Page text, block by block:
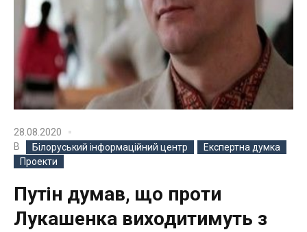
28.08.2020
В
Білоруський інформаційний центр
Експертна думка
Проекти
Путін думав, що проти
Лукашенка виходитимуть з